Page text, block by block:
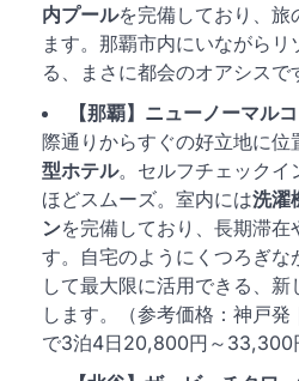
内プールを完備しており、旅
ます。那覇市内にいながらリ
る、まさに都会のオアシスで
【那覇】ニューノーマル
際通りからすぐの好立地に位
型ホテル。セルフチェックイ
ほどスムーズ。室内には洗濯
ンを完備しており、長期滞
す。自宅のようにくつろぎな
して最大限に活用できる、
します。（参考価格：神戸
で3泊4日20,800円～33,300